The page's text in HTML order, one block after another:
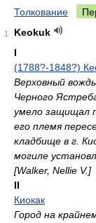
Толкование
1
Keokuk
I
(1788?-1848?)
Верховный
Черного
умело защищал
его племя
кладбище в г.
могиле
[Walker, Nellie V.]
II
Киокак
Город на